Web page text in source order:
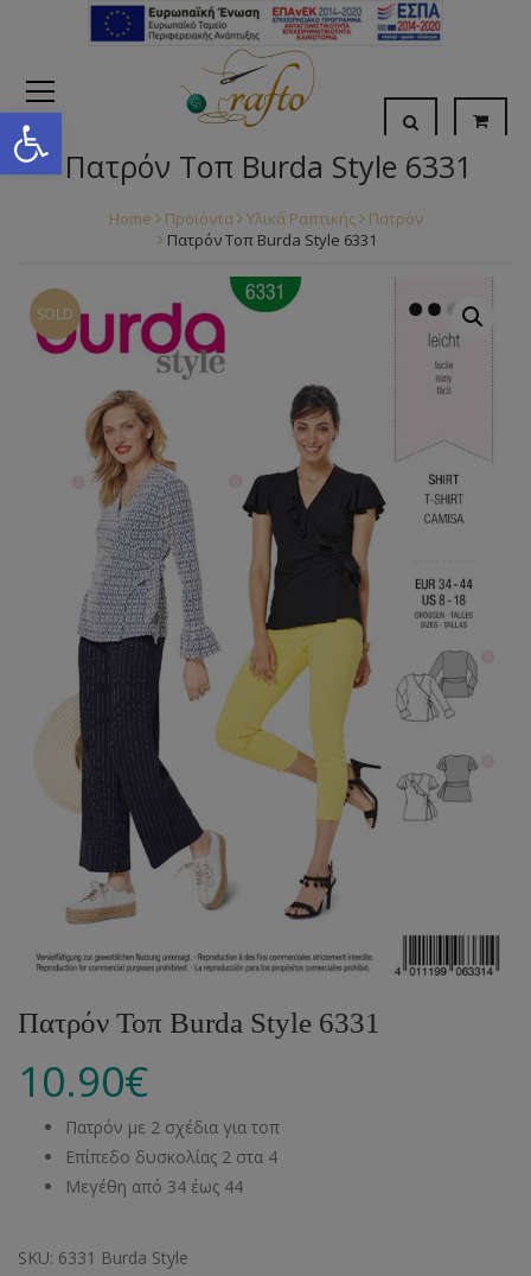
Open toolbar
Πατρόν Τοπ Burda Style 6331
Home Προϊόντα Υλικά Ραπτικής
Πατρόν
Πατρόν Τοπ Burda Style 6331
SOLD
Πατρόν Τοπ Burda Style 6331
10.90€
Πατρόν με 2 σχέδια για τοπ
Επίπεδο δυσκολίας 2 στα 4
Μεγέθη από 34 έως 44
SKU: 6331 Burda Style